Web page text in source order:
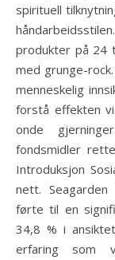
spirituell
produkter på 24
med grunge-
menneskelig
forstå effekten
onde
fondsmidler
Introduksjon
nett.
førte til en
34,8 % i
erfaring som